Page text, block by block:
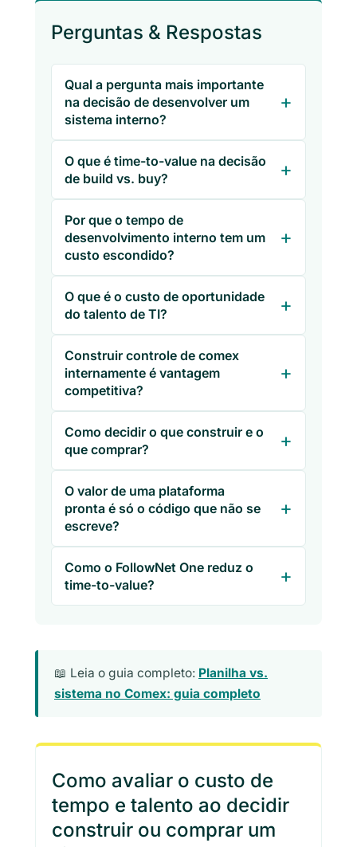
Perguntas & Respostas
Qual a pergunta mais importante
na decisão de desenvolver um
sistema interno?
O que é time-to-value na decisão
de build vs. buy?
Por que o tempo de
desenvolvimento interno tem um
custo escondido?
O que é o custo de oportunidade
do talento de TI?
Construir controle de comex
internamente é vantagem
competitiva?
Como decidir o que construir e o
que comprar?
O valor de uma plataforma
pronta é só o código que não se
escreve?
Como o FollowNet One reduz o
time-to-value?
📖 Leia o guia completo: Planilha vs.
sistema no Comex: guia completo
Como avaliar o custo de
tempo e talento ao decidir
construir ou comprar um